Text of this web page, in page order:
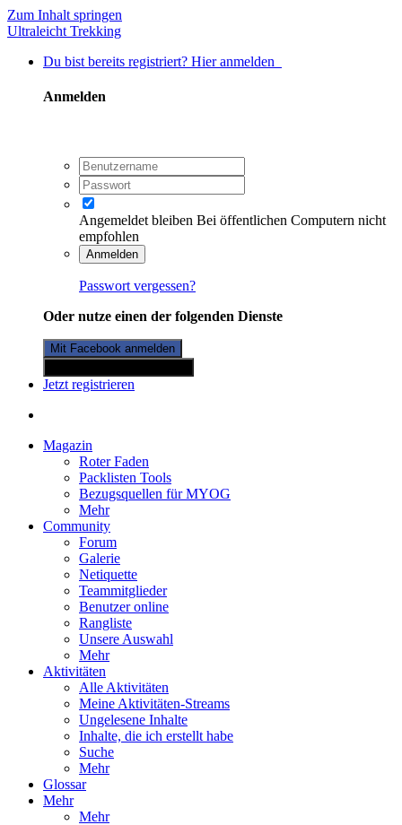
Zum Inhalt springen
Ultraleicht Trekking
Du bist bereits registriert? Hier anmelden
Anmelden
Angemeldet bleiben Bei öffentlichen Computern nicht
empfohlen
Anmelden
Passwort vergessen?
Oder nutze einen der folgenden Dienste
Mit Facebook anmelden
Jetzt registrieren
Magazin
Roter Faden
Packlisten Tools
Bezugsquellen für MYOG
Mehr
Community
Forum
Galerie
Netiquette
Teammitglieder
Benutzer online
Rangliste
Unsere Auswahl
Mehr
Aktivitäten
Alle Aktivitäten
Meine Aktivitäten-Streams
Ungelesene Inhalte
Inhalte, die ich erstellt habe
Suche
Mehr
Glossar
Mehr
Mehr